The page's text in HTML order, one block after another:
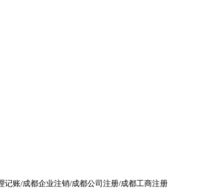
账/成都企业注销/成都公司注册/成都工商注册